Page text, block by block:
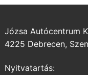
Józsa Autócentrum
4225 Debrecen,
Nyitvatartás: